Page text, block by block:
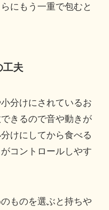
にもう一重で包むと
工夫
分けにされているお
きるので音や動きが
けにしてから食べる
コントロールしやす
ものを選ぶと持ちや